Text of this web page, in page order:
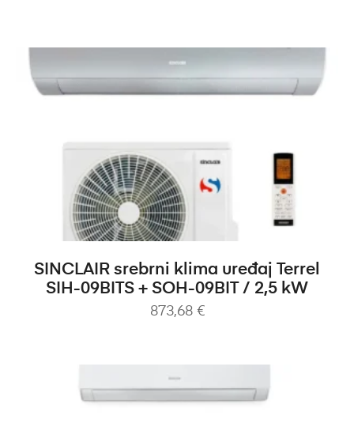
DODAJ U KOŠARICU
SINCLAIR srebrni klima uređaj Terrel
SIH-09BITS + SOH-09BIT / 2,5 kW
873,68 €